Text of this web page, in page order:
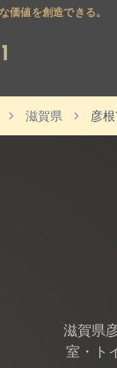
価値を創造できる。
滋賀県 彦
滋賀県
室・ト